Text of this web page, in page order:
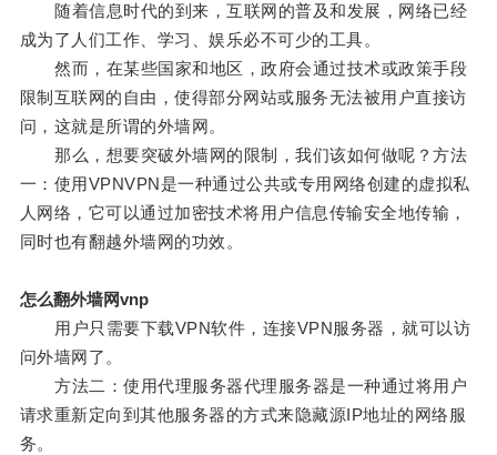
随着信息时代的到来，互联网的普及和发展，网络已经
成为了人们工作、学习、娱乐必不可少的工具。
然而，在某些国家和地区，政府会通过技术或政策手段
限制互联网的自由，使得部分网站或服务无法被用户直接访
问，这就是所谓的外墙网。
那么，想要突破外墙网的限制，我们该如何做呢？方法
一：使用VPNVPN是一种通过公共或专用网络创建的虚拟私
人网络，它可以通过加密技术将用户信息传输安全地传输，
同时也有翻越外墙网的功效。
怎么翻外墙网vnp
用户只需要下载VPN软件，连接VPN服务器，就可以访
问外墙网了。
方法二：使用代理服务器代理服务器是一种通过将用户
请求重新定向到其他服务器的方式来隐藏源IP地址的网络服
务。